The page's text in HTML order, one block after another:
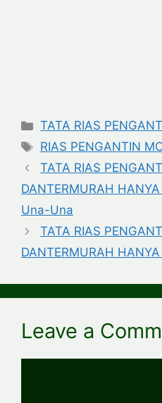
Categories
TATA RIAS
Tags
RIAS PENGANTIN
TATA RIAS
DANTERMURAH
Una-Una
TATA RIAS
DANTERMURAH
Leave a